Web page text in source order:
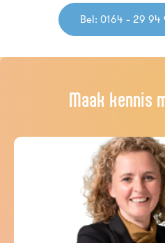
Bel: 0164 - 29 94
Maak kennis